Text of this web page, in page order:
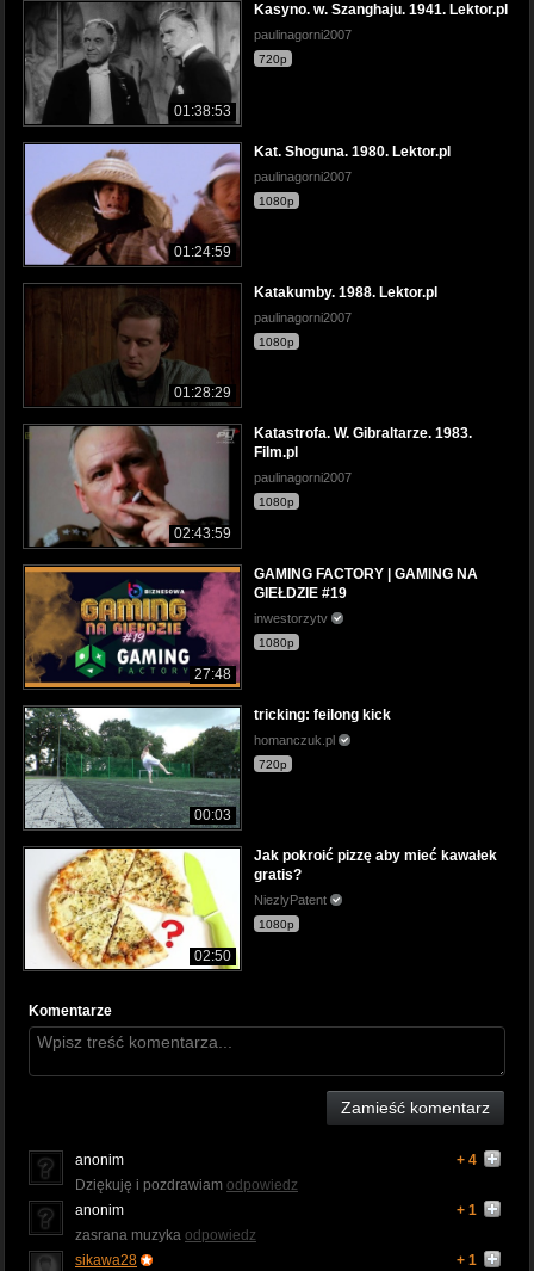
01:38:53
Kasyno. w. Szanghaju. 1941. Lektor.pl
paulinagorni2007
720p
01:24:59
Kat. Shoguna. 1980. Lektor.pl
paulinagorni2007
1080p
01:28:29
Katakumby. 1988. Lektor.pl
paulinagorni2007
1080p
02:43:59
Katastrofa. W. Gibraltarze. 1983.
Film.pl
paulinagorni2007
1080p
27:48
GAMING FACTORY | GAMING NA
GIEŁDZIE #19
inwestorzytv
1080p
00:03
tricking: feilong kick
homanczuk.pl
720p
02:50
Jak pokroić pizzę aby mieć kawałek
gratis?
NiezlyPatent
1080p
Komentarze
Zamieść komentarz
anonim
+ 4
Dziękuję i pozdrawiam odpowiedz
anonim
+ 1
zasrana muzyka odpowiedz
sikawa28
+ 1